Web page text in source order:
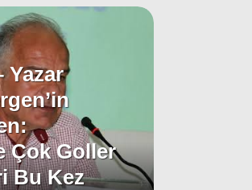
Yazar
Çok Goller
Bu Kez